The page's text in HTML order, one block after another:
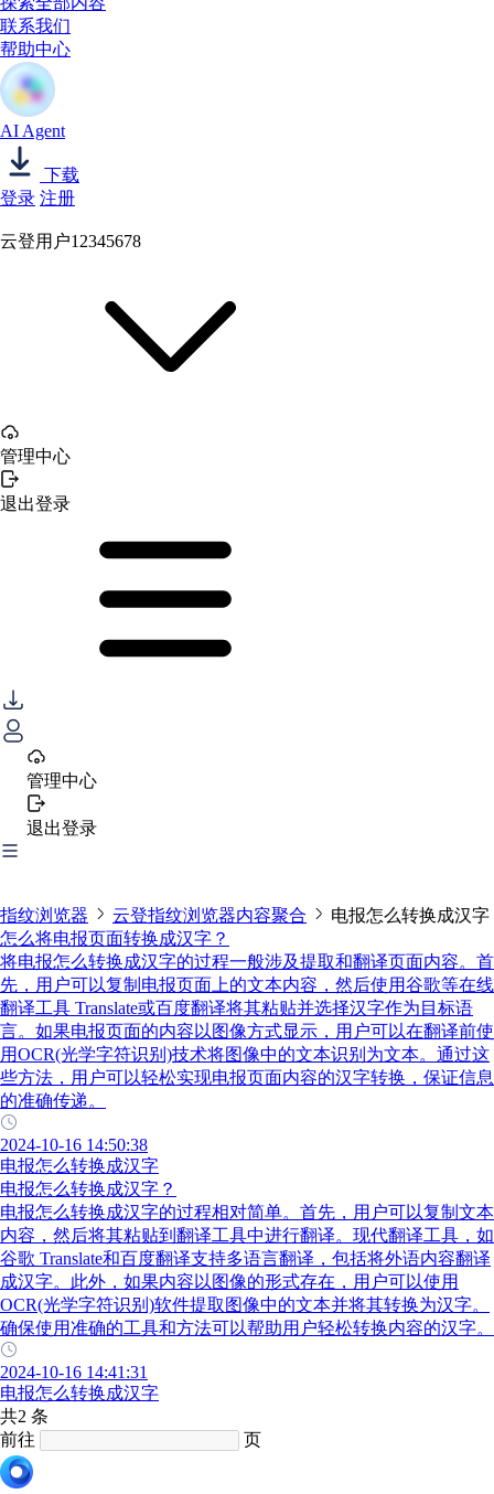
联系我们
帮助中心
AI Agent
下载
登录 注册
云登用户12345678
管理中心
退出登录
管理中心
退出登录
指纹浏览器 云登指纹浏览器内容聚合
电报怎么转换成汉字
怎么将电报页面转换成汉字？
将电报怎么转换成汉字的过程一般涉及提取和翻译页面内容。首
先，用户可以复制电报页面上的文本内容，然后使用谷歌等在线
翻译工具 Translate或百度翻译将其粘贴并选择汉字作为目标语
言。如果电报页面的内容以图像方式显示，用户可以在翻译前使
用OCR(光学字符识别)技术将图像中的文本识别为文本。通过这
些方法，用户可以轻松实现电报页面内容的汉字转换，保证信息
的准确传递。
2024-10-16 14:50:38
电报怎么转换成汉字
电报怎么转换成汉字？
电报怎么转换成汉字的过程相对简单。首先，用户可以复制文本
内容，然后将其粘贴到翻译工具中进行翻译。现代翻译工具，如
谷歌 Translate和百度翻译支持多语言翻译，包括将外语内容翻译
成汉字。此外，如果内容以图像的形式存在，用户可以使用
OCR(光学字符识别)软件提取图像中的文本并将其转换为汉字。
确保使用准确的工具和方法可以帮助用户轻松转换内容的汉字。
2024-10-16 14:41:31
电报怎么转换成汉字
共2 条
前往
页